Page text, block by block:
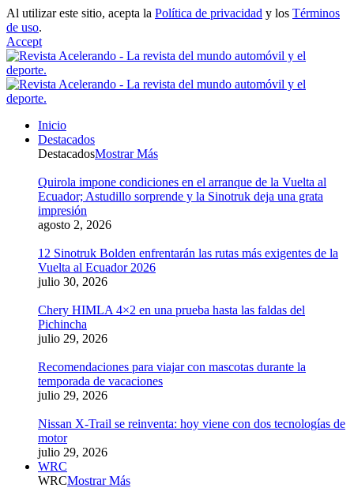
Al utilizar este sitio, acepta la Política de privacidad y los Términos
de uso.
Accept
Inicio
Destacados
DestacadosMostrar Más
Quirola impone condiciones en el arranque de la Vuelta al
Ecuador; Astudillo sorprende y la Sinotruk deja una grata
impresión
agosto 2, 2026
12 Sinotruk Bolden enfrentarán las rutas más exigentes de la
Vuelta al Ecuador 2026
julio 30, 2026
Chery HIMLA 4×2 en una prueba hasta las faldas del
Pichincha
julio 29, 2026
Recomendaciones para viajar con mascotas durante la
temporada de vacaciones
julio 29, 2026
Nissan X-Trail se reinventa: hoy viene con dos tecnologías de
motor
julio 29, 2026
WRC
WRCMostrar Más